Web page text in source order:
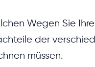
Wegen Sie
der
müssen.